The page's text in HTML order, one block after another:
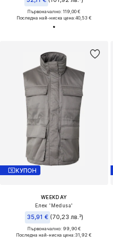
Първоначално: 119,00 €
Последна най-ниска цена:40,53 €
КУПОН
WEEKDAY
Елек 'Medusa'
35,91 € (70,23 лв.³)
Първоначално: 99,90 €
Последна най-ниска цена:31,92 €